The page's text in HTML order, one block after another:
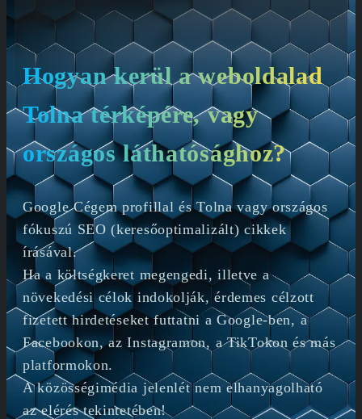
Hogyan kerül a weboldalad
Tolna térképére, vagy
országos láthatósághoz?
Google Cégem profillal és Tolna vagy országos
fókuszú SEO (keresőoptimalizált) cikkek
írásával.
Ha a költségkeret megengedi, illetve a
növekedési célok indokolják, érdemes célzott
fizetett hirdetéseket futtatni a Google-ben, a
Facebookon, az Instagramon, a TikTokon és más
platformokon.
A közösségimédia jelenlét nem elhanyagolható
az elérés tekintetében!